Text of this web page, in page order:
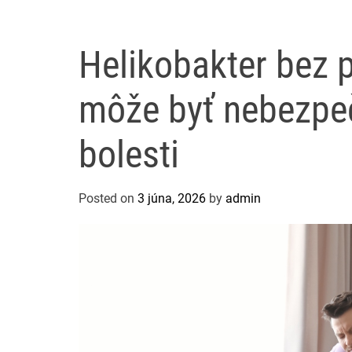
Helikobakter bez
môže byť
bolesti
Posted on 3 júna, 2026 by admin